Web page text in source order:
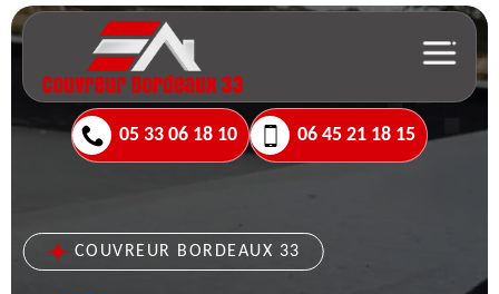
05 33 06 18 10 06 45 21 18 15
COUVREUR BORDEAUX 33